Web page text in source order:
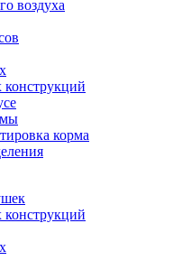
воздуха
конструкций
корма
конструкций